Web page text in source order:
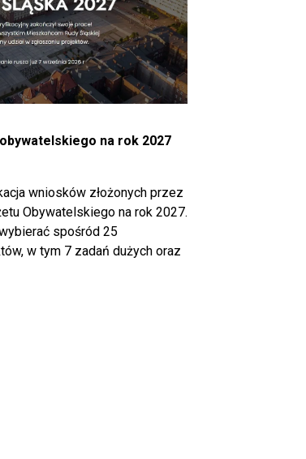
na rok 2027
wniosków złożonych przez
Obywatelskiego na rok 2027.
spośród 25
w tym 7 zadań dużych oraz